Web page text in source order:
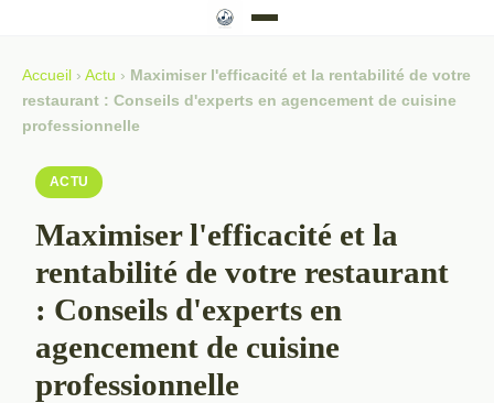
Accueil › Actu › Maximiser l'efficacité et la rentabilité de votre
restaurant : Conseils d'experts en agencement de cuisine
professionnelle
ACTU
Maximiser l'efficacité et la
rentabilité de votre restaurant
: Conseils d'experts en
agencement de cuisine
professionnelle